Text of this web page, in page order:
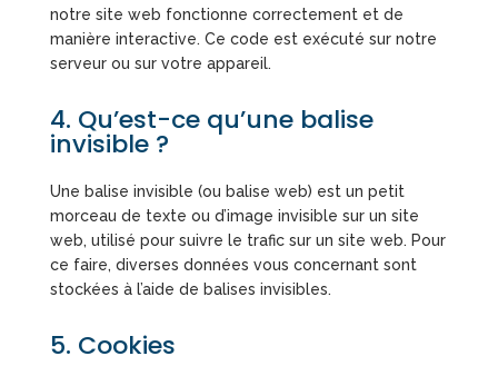
notre site web fonctionne correctement et de
manière interactive. Ce code est exécuté sur notre
serveur ou sur votre appareil.
4. Qu’est-ce qu’une balise
invisible ?
Une balise invisible (ou balise web) est un petit
morceau de texte ou d’image invisible sur un site
web, utilisé pour suivre le trafic sur un site web. Pour
ce faire, diverses données vous concernant sont
stockées à l’aide de balises invisibles.
5. Cookies